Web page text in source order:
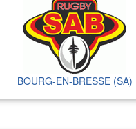
BOURG-EN-BRESSE (SA)